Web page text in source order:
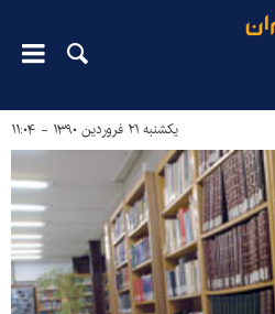
یکشنبه ۲۱ فروردین ۱۳۹۰ - ۱۱:۰۴